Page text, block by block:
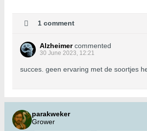
1 comment
Alzheimer commented
30 June 2023, 12:21
succes. geen ervaring met de soortjes
parakweker
Grower